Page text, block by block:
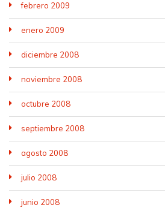
febrero 2009
enero 2009
diciembre 2008
noviembre 2008
octubre 2008
septiembre 2008
agosto 2008
julio 2008
junio 2008